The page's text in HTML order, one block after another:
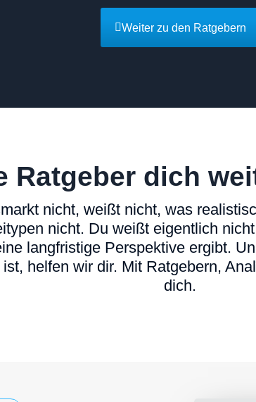
Weiter zu den Ratgebern
Ratgeber dich
nicht, weißt nicht, was
nicht. Du weißt eigentlich
langfristige Perspektive ergibt.
helfen wir dir. Mit Ratgebern,
dich.